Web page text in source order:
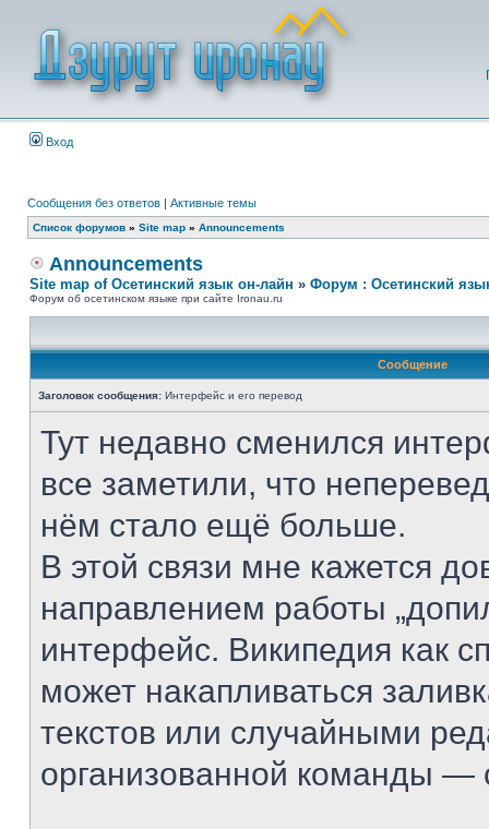
Вход
Сообщения без ответов | Активные темы
Список форумов » Site map » Announcements
Announcements
Site map of Осетинский язык он-лайн » Форум : Осетинский
Форум об осетинском языке при сайте Ironau.ru
Сообщение
Заголовок сообщения: Интерфейс и его перевод
Тут недавно сменился
все заметили, что
нём стало ещё больше.
В этой связи мне кажется
направлением работы
интерфейс. Википедия как
может накапливаться
текстов или случайными
организованной команды —